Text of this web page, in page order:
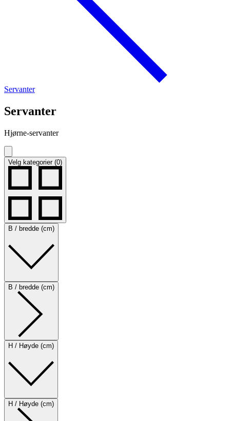
Servanter
Servanter
Hjørne-servanter
Velg kategorier (0)
B / bredde (cm)
B / bredde (cm)
H / Høyde (cm)
H / Høyde (cm)